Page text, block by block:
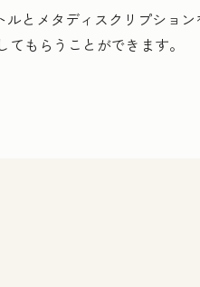
とメタディスクリプショ
もらうことができます。